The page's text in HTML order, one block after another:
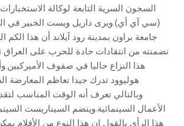
السجون السرية التابعة لوكالة الاستخبارات
(سي آي أي).ويرى داريل ويست الخبير في
جامعة براون بمدينة رود آيلاند أن هذا الكم
تضمنته من انتقادات حادة للحرب على
هذا النزاع حاليا في صفوف
هوليوود تدرك جيدا تعاظم المعارضة
وبالتالي تعرف أنه الوقت المناسب
الأعمال السينمائية.وينضم السيناريست
هذا الرأي بالقول إن هذا النوع من الأفلام